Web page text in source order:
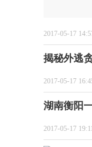
2017-05-17
揭秘外逃
2017-05-17
湖南衡阳
2017-05-17